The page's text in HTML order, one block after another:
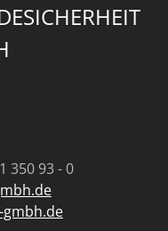
350 93 - 0
gmbh.de